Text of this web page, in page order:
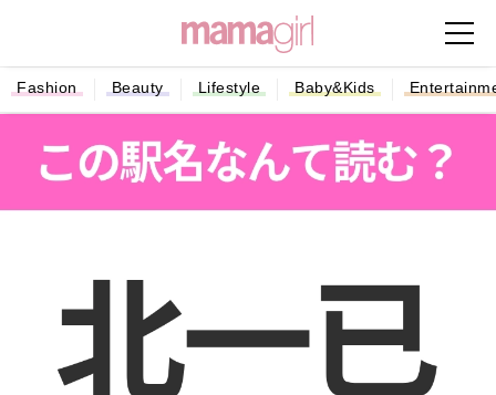
Fashion Beauty Lifestyle Baby&Kids